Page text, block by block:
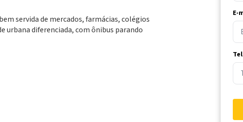
servida de mercados, farmácias, colégios
urbana diferenciada, com ônibus parando
E-